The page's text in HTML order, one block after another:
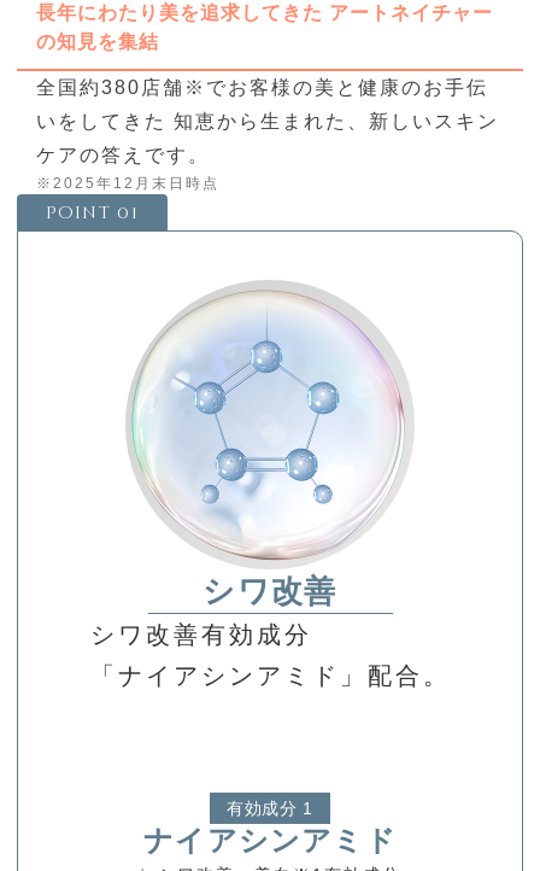
長年にわたり美を追求してきた アートネイチャー
の知見を集結
全国約380店舗 ※ でお客様の美と健康のお手伝
いをしてきた 知恵から生まれた、新しいスキン
ケアの答えです。
※2025年12月末日時点
Point 01
シワ改善
シワ改善有効成分
「ナイアシンアミド」配合。
有効成分 1
ナイアシンアミド